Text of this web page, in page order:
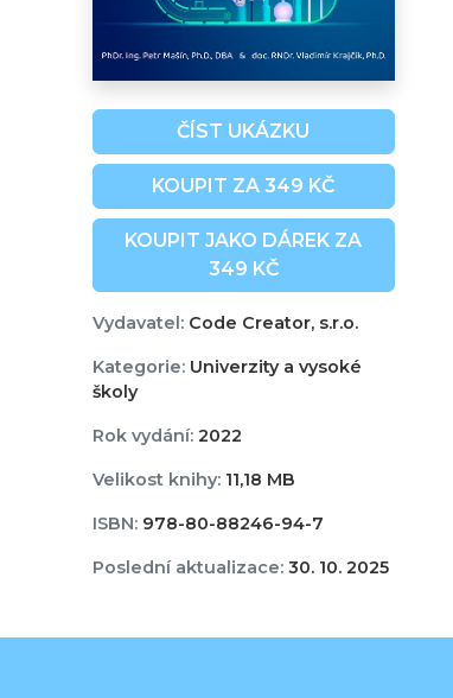
ČÍST UKÁZKU
KOUPIT ZA 349 KČ
KOUPIT JAKO DÁREK ZA
349 KČ
Vydavatel:Code Creator, s.r.o.
Kategorie:Univerzity a vysoké
školy
Rok vydání:2022
Velikost knihy:11,18 MB
ISBN:978-80-88246-94-7
Poslední aktualizace:30. 10. 2025